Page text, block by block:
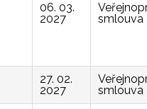
06. 03.
2027
smlouva
27. 02.
2027
smlouva